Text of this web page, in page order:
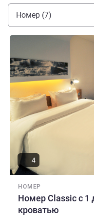
Номер (7)
НОМЕР
Номер Classic с 1
кроватью
Подробная информация
4